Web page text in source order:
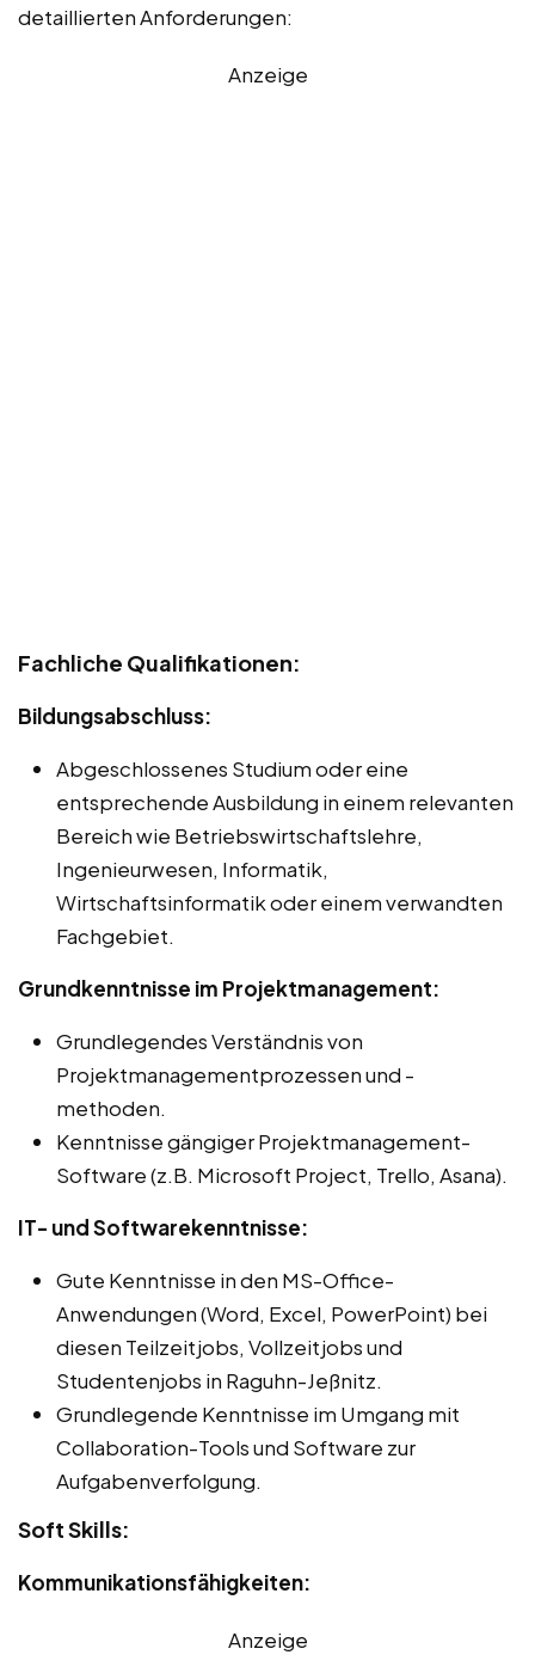
detaillierten Anforderungen:
Anzeige
Fachliche Qualifikationen:
Bildungsabschluss:
Abgeschlossenes Studium oder eine
entsprechende Ausbildung in einem relevanten
Bereich wie Betriebswirtschaftslehre,
Ingenieurwesen, Informatik,
Wirtschaftsinformatik oder einem verwandten
Fachgebiet.
Grundkenntnisse im Projektmanagement:
Grundlegendes Verständnis von
Projektmanagementprozessen und -
methoden.
Kenntnisse gängiger Projektmanagement-
Software (z.B. Microsoft Project, Trello, Asana).
IT- und Softwarekenntnisse:
Gute Kenntnisse in den MS-Office-
Anwendungen (Word, Excel, PowerPoint) bei
diesen Teilzeitjobs, Vollzeitjobs und
Studentenjobs in Raguhn-Jeßnitz.
Grundlegende Kenntnisse im Umgang mit
Collaboration-Tools und Software zur
Aufgabenverfolgung.
Soft Skills:
Kommunikationsfähigkeiten:
Anzeige